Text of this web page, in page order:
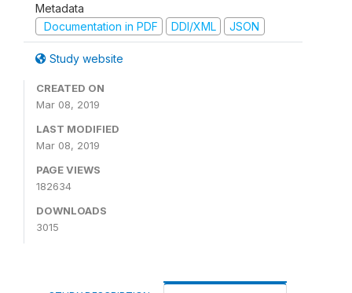
Metadata
Documentation in PDF
DDI/XML JSON
Study website
CREATED ON
Mar 08, 2019
LAST MODIFIED
Mar 08, 2019
PAGE VIEWS
182634
DOWNLOADS
3015